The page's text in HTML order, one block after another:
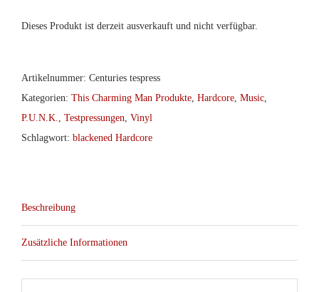
Dieses Produkt ist derzeit ausverkauft und nicht verfügbar.
Artikelnummer: Centuries tespress
Kategorien: This Charming Man Produkte, Hardcore, Music,
P.U.N.K., Testpressungen, Vinyl
Schlagwort: blackened Hardcore
Beschreibung
Zusätzliche Informationen